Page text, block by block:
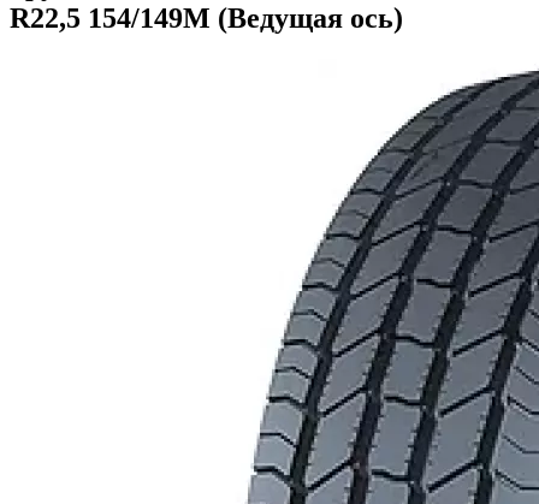
R22,5 154/149M (Ведущая ось)